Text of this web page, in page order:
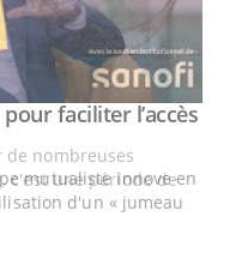
faciliter l’accès
mutualiste innove en
d'un « jumeau